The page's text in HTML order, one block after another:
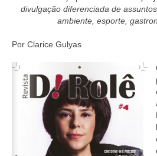
divulgação diferenciada de
ambiente, esporte,
Por Clarice Gulyas